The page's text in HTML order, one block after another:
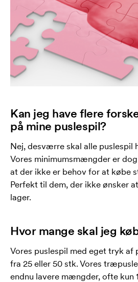
Kan jeg have flere
på mine puslespil?
Nej, desværre skal alle puslespil
Vores minimumsmængder er
at der ikke er behov for at købe
Perfekt til dem, der ikke ønsker
lager.
Hvor mange skal jeg
Vores puslespil med eget tryk af
fra 25 eller 50 stk. Vores
endnu lavere mængder, ofte kun